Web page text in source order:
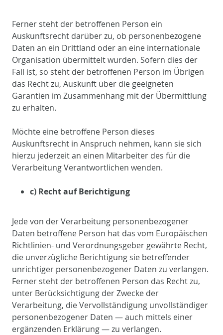
Ferner steht der betroffenen Person ein
Auskunftsrecht darüber zu, ob personenbezogene
Daten an ein Drittland oder an eine internationale
Organisation übermittelt wurden. Sofern dies der
Fall ist, so steht der betroffenen Person im Übrigen
das Recht zu, Auskunft über die geeigneten
Garantien im Zusammenhang mit der Übermittlung
zu erhalten.
Möchte eine betroffene Person dieses
Auskunftsrecht in Anspruch nehmen, kann sie sich
hierzu jederzeit an einen Mitarbeiter des für die
Verarbeitung Verantwortlichen wenden.
c) Recht auf Berichtigung
Jede von der Verarbeitung personenbezogener
Daten betroffene Person hat das vom Europäischen
Richtlinien- und Verordnungsgeber gewährte Recht,
die unverzügliche Berichtigung sie betreffender
unrichtiger personenbezogener Daten zu verlangen.
Ferner steht der betroffenen Person das Recht zu,
unter Berücksichtigung der Zwecke der
Verarbeitung, die Vervollständigung unvollständiger
personenbezogener Daten — auch mittels einer
ergänzenden Erklärung — zu verlangen.